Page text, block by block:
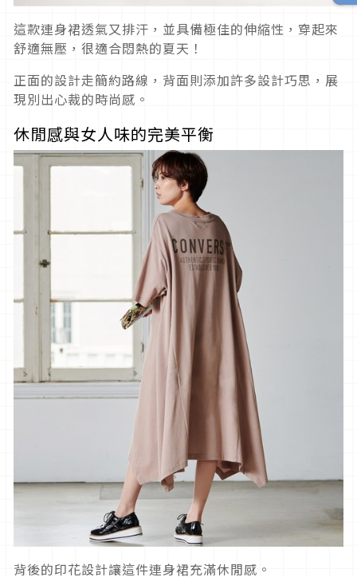
這款連身裙透氣又排汗，並具備極佳的伸縮性，穿起來
舒適無壓，很適合悶熱的夏天！
正面的設計走簡約路線，背面則添加許多設計巧思，展
現別出心裁的時尚感。
休閒感與女人味的完美平衡
背後的印花設計讓這件連身裙充滿休閒感。